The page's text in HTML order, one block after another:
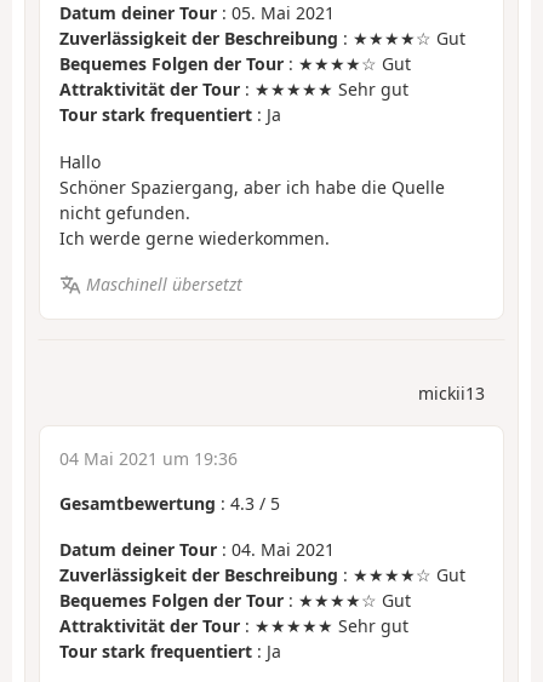
Datum deiner Tour : 05. Mai 2021
Zuverlässigkeit der Beschreibung : ★★★★☆ Gut
Bequemes Folgen der Tour : ★★★★☆ Gut
Attraktivität der Tour : ★★★★★ Sehr gut
Tour stark frequentiert : Ja
Hallo
Schöner Spaziergang, aber ich habe die Quelle
nicht gefunden.
Ich werde gerne wiederkommen.
Maschinell übersetzt
mickii13
04 Mai 2021 um 19:36
Gesamtbewertung : 4.3 / 5
Datum deiner Tour : 04. Mai 2021
Zuverlässigkeit der Beschreibung : ★★★★☆ Gut
Bequemes Folgen der Tour : ★★★★☆ Gut
Attraktivität der Tour : ★★★★★ Sehr gut
Tour stark frequentiert : Ja